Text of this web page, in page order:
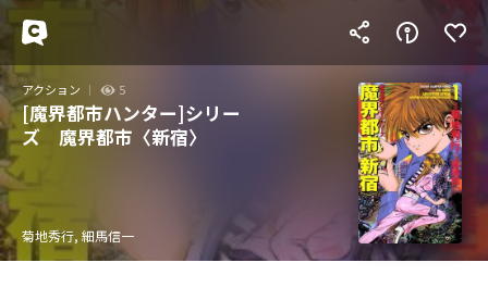
アクション 5
[魔界都市ハンター]シリー
ズ 魔界都市〈新宿〉
菊地秀行, 細馬信一